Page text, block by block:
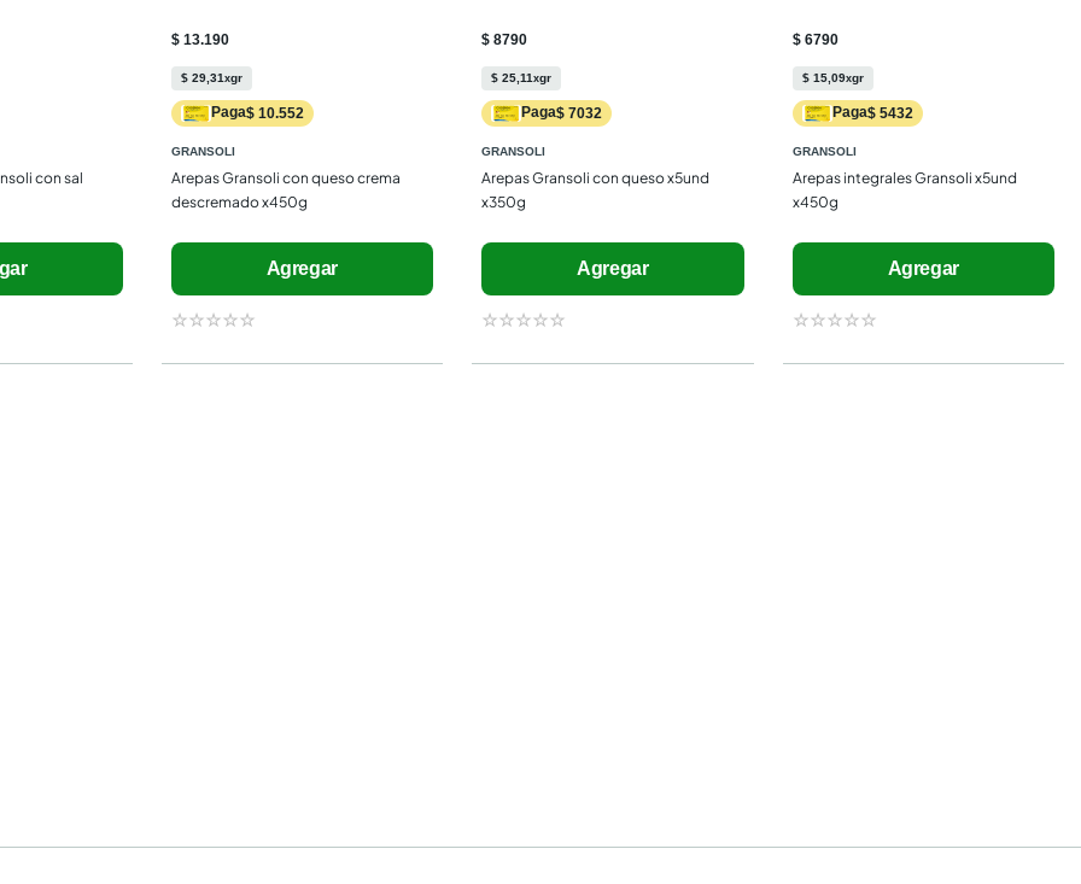
con sal
$ 13.190
$ 29, 31 xgr
Paga$ 10.552
GRANSOLI
Arepas Gransoli con queso crema
descremado x450g
Agregar
☆☆☆☆☆
$ 8790
$ 25 11 xgr
Paga$ 7032
GRANSOLI
Arepas Gransoli con queso x5und
x350g
Agregar
☆☆☆☆☆
$ 6790
$ 15, 09xgr
Paga$ 5432
GRANSOLI
Arepas integrales Gransoli x5und
x450g
Agregar
☆☆☆☆☆